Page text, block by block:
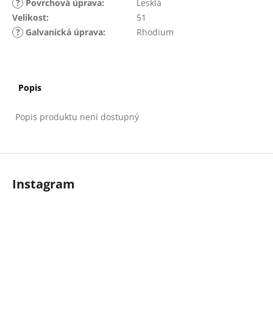
? Povrchová úprava:
Lesklá
Velikost:
51
? Galvanická úprava: Rhodium
Popis
Popis produktu není dostupný
č
u
j
Z
Instagram